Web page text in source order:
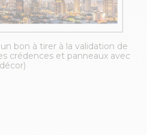
bon à tirer à la validation de
crédences et panneaux avec
décor)